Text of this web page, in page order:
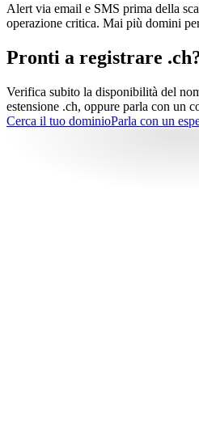
Alert via email e SMS prima della
operazione critica. Mai più domini
Pronti a registrare
Verifica subito la disponibilità del
estensione .ch, oppure parla con un
Cerca il tuo dominioParla con un